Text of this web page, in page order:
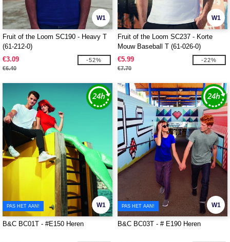
W1
Fruit of the Loom SC190 - Heavy T
(61-212-0)
€3.09
€6.40
-52%
W1
Fruit of the Loom SC237 - Korte
Mouw Baseball T (61-026-0)
€5.99
€7.70
-22%
W1
PAS HET AAN!
B&C BC01T - #E150 Heren
W1
PAS HET AAN!
B&C BC03T - # E190 Heren